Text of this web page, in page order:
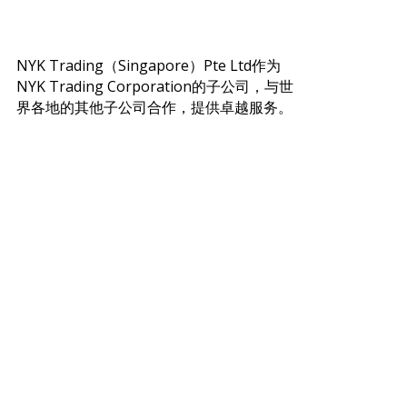
NYK Trading（Singapore）Pte Ltd作为
NYK Trading Corporation的子公司，与世
界各地的其他子公司合作，提供卓越服务。